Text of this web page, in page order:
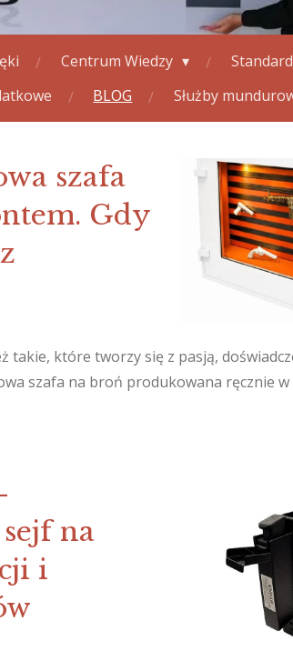
Centrum Wiedzy
BLOG Służby
szafa
Gdy
które tworzy się z pasją,
szafa na broń produkowana ręcznie
na
i